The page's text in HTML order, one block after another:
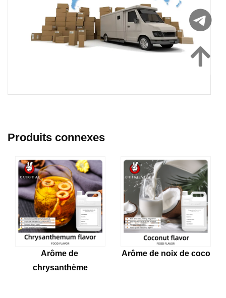
Produits connexes
Arôme de
chrysanthème
Arôme de noix de coco